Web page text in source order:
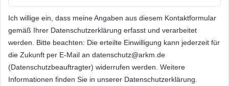
„Zusätzlich zum Start umfassender eBook-
Angebote in der jeweiligen Sprache werden wir
sprachspezifische Ausgaben von Kobo
Reading Life in den einzelnen Ländern starten
h
n
o
g
i
e
Ich willige ein, dass meine Angaben aus diesem Kontaktformular
gemäß Ihrer Datenschutzerklärung erfasst und verarbeitet
werden. Bitte beachten: Die erteilte Einwilligung kann jederzeit für
die Zukunft per E-Mail an datenschutz@arkm.de
(Datenschutzbeauftragter) widerrufen werden. Weitere
Informationen finden Sie in unserer Datenschutzerklärung